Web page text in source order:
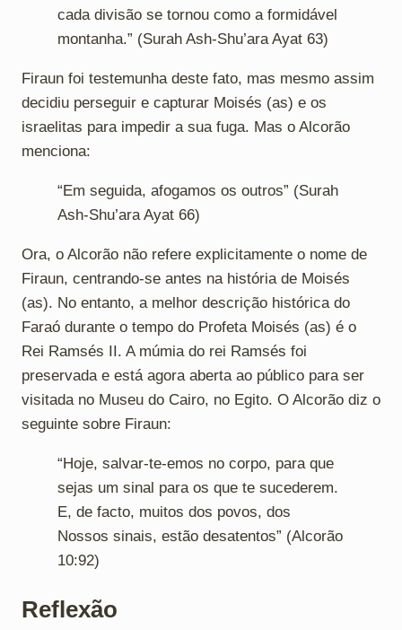
cada divisão se tornou como a formidável
montanha.” (Surah Ash-Shu’ara Ayat 63)
Firaun foi testemunha deste fato, mas mesmo assim
decidiu perseguir e capturar Moisés (as) e os
israelitas para impedir a sua fuga. Mas o Alcorão
menciona:
“Em seguida, afogamos os outros” (Surah
Ash-Shu’ara Ayat 66)
Ora, o Alcorão não refere explicitamente o nome de
Firaun, centrando-se antes na história de Moisés
(as). No entanto, a melhor descrição histórica do
Faraó durante o tempo do Profeta Moisés (as) é o
Rei Ramsés II. A múmia do rei Ramsés foi
preservada e está agora aberta ao público para ser
visitada no Museu do Cairo, no Egito. O Alcorão diz o
seguinte sobre Firaun:
“Hoje, salvar-te-emos no corpo, para que
sejas um sinal para os que te sucederem.
E, de facto, muitos dos povos, dos
Nossos sinais, estão desatentos” (Alcorão
10:92)
Reflexão